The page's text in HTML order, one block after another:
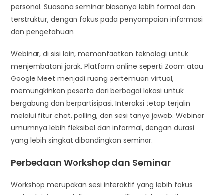
personal. Suasana seminar biasanya lebih formal dan
terstruktur, dengan fokus pada penyampaian informasi
dan pengetahuan.
Webinar, di sisi lain, memanfaatkan teknologi untuk
menjembatani jarak. Platform online seperti Zoom atau
Google Meet menjadi ruang pertemuan virtual,
memungkinkan peserta dari berbagai lokasi untuk
bergabung dan berpartisipasi. Interaksi tetap terjalin
melalui fitur chat, polling, dan sesi tanya jawab. Webinar
umumnya lebih fleksibel dan informal, dengan durasi
yang lebih singkat dibandingkan seminar.
Perbedaan Workshop dan Seminar
Workshop merupakan sesi interaktif yang lebih fokus